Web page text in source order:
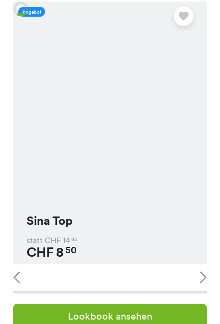
Angebot
Sina Top
statt CHF 1495
CHF850
Lookbook ansehen